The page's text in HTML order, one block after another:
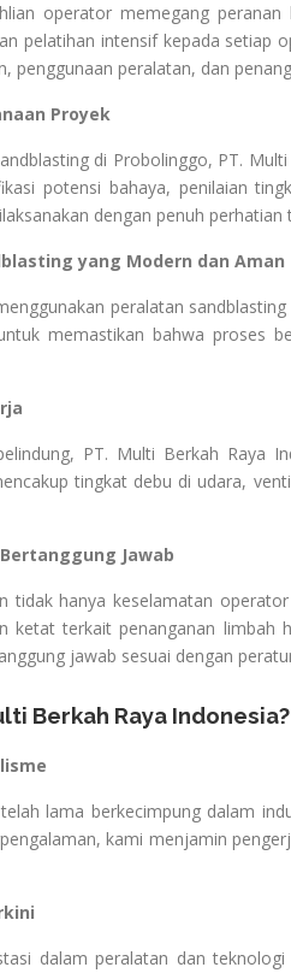
operator memegang
pelatihan intensif kepada setiap
penggunaan peralatan, dan
Proyek
di Probolinggo, PT.
potensi bahaya, penilaian
dengan penuh perhatian
yang Modern dan Aman
peralatan
memastikan bahwa proses
PT. Multi Berkah Raya
tingkat debu di udara,
Jawab
tidak hanya keselamatan
ketat terkait penanganan limbah
jawab sesuai dengan
Berkah Raya Indonesia?
lama berkecimpung dalam
kami menjamin
dalam peralatan dan